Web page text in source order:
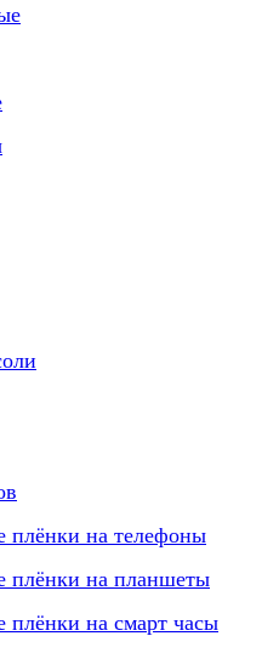
плёнки на телефоны
плёнки на планшеты
плёнки на смарт часы